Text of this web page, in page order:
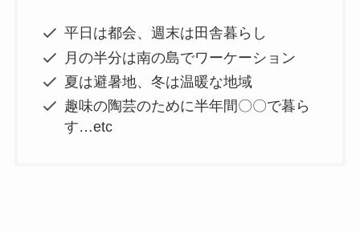
平日は都会、週末は田舎暮らし
月の半分は南の島でワーケーション
夏は避暑地、冬は温暖な地域
趣味の陶芸のために半年間〇〇で暮ら
す…etc